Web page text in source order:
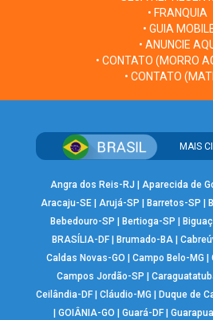
• FRANQUIA
• GUIA
• ANUNCIE
• CONTATO (MORRO
• CONTATO
MAIS
Angra dos Reis-RJ Aparecida de
Aracaju-SE |Arujá-SP Barretos-SP
Bebedouro-SP
Bertioga-SP
BRASÍLIA-DF| Brumado-BA|
Caldas Novas-GO
|Campo Belo-MG |
Campos Jordão-SP
Ceilândia-DF| Cláudio-MG Duque de
GOIÂNIA-GO Guará-DF|